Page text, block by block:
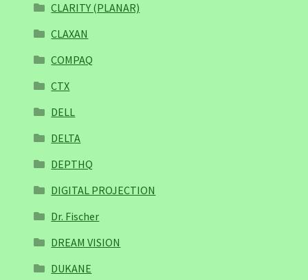
CLARITY (PLANAR)
CLAXAN
COMPAQ
CTX
DELL
DELTA
DEPTHQ
DIGITAL PROJECTION
Dr. Fischer
DREAM VISION
DUKANE